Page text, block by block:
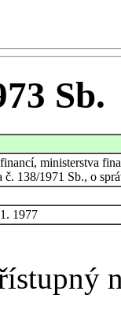
Sb.
ministerstva
138/1971 Sb., o
1977